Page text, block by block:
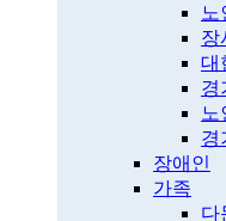
노
장
대
경
경
장애인
가족
다